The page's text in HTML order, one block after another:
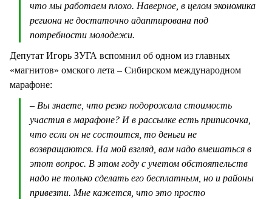
что мы работаем плохо. Наверное, в целом экономика
региона не достаточно адаптирована под
потребности молодежи.
Депутат Игорь ЗУГА вспомнил об одном из главных
«магнитов» омского лета – Сибирском международном
марафоне:
– Вы знаете, что резко подорожала стоимость
участия в марафоне? И в рассылке есть приписочка,
что если он не состоится, то деньги не
возвращаются. На мой взгляд, вам надо вмешаться в
этот вопрос. В этом году с учетом обстоятельств
надо не только сделать его бесплатным, но и районы
привезти. Мне кажется, что это просто